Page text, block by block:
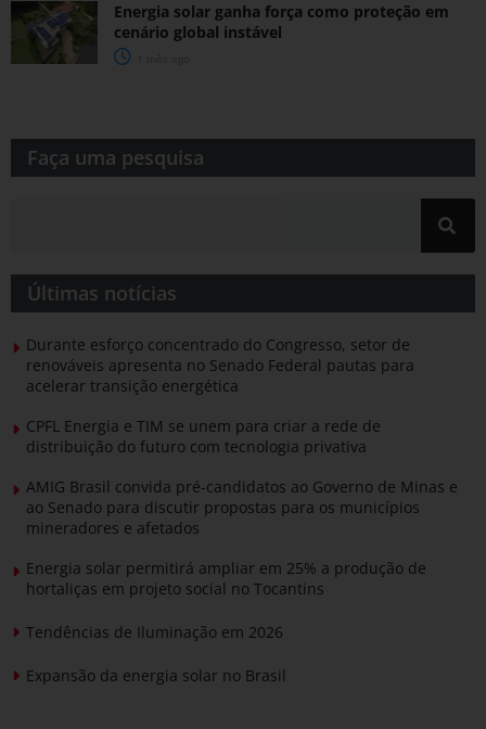
Energia solar ganha força como proteção em
cenário global instável
Faça uma pesquisa​​
Últimas notícias
Durante esforço concentrado do Congresso, setor de
renováveis apresenta no Senado Federal pautas para
acelerar transição energética
CPFL Energia e TIM se unem para criar a rede de
distribuição do futuro com tecnologia privativa
AMIG Brasil convida pré-candidatos ao Governo de Minas e
ao Senado para discutir propostas para os municípios
mineradores e afetados
Energia solar permitirá ampliar em 25% a produção de
hortaliças em projeto social no Tocantins
Tendências de Iluminação em 2026
Expansão da energia solar no Brasil